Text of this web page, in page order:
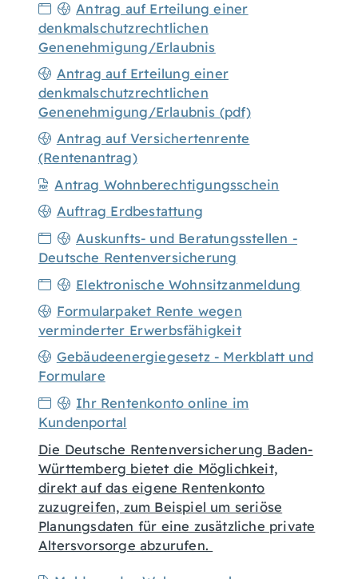
Antrag auf Erteilung einer
denkmalschutzrechtlichen
Genenehmigung/Erlaubnis
Antrag auf Erteilung einer
denkmalschutzrechtlichen
Genenehmigung/Erlaubnis (pdf)
Antrag auf Versichertenrente
(Rentenantrag)
Antrag Wohnberechtigungsschein
Auftrag Erdbestattung
Auskunfts- und Beratungsstellen -
Deutsche Rentenversicherung
Elektronische Wohnsitzanmeldung
Formularpaket Rente wegen
verminderter Erwerbsfähigkeit
Gebäudeenergiegesetz - Merkblatt und
Formulare
Ihr Rentenkonto online im
Kundenportal
Die Deutsche Rentenversicherung Baden-
Württemberg bietet die Möglichkeit,
direkt auf das eigene Rentenkonto
zuzugreifen, zum Beispiel um seriöse
Planungsdaten für eine zusätzliche private
Altersvorsorge abzurufen.